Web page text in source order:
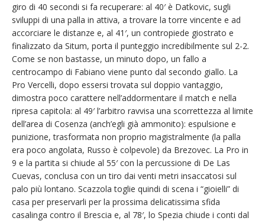
giro di 40 secondi si fa recuperare: al 40′ è Datkovic, sugli
sviluppi di una palla in attiva, a trovare la torre vincente e ad
accorciare le distanze e, al 41′, un contropiede giostrato e
finalizzato da Situm, porta il punteggio incredibilmente sul 2-2.
Come se non bastasse, un minuto dopo, un fallo a
centrocampo di Fabiano viene punto dal secondo giallo. La
Pro Vercelli, dopo essersi trovata sul doppio vantaggio,
dimostra poco carattere nell’addormentare il match e nella
ripresa capitola: al 49′ l’arbitro ravvisa una scorrettezza al limite
dell’area di Cosenza (anch’egli già ammonito): espulsione e
punizione, trasformata non proprio magistralmente (la palla
era poco angolata, Russo è colpevole) da Brezovec. La Pro in
9 e la partita si chiude al 55′ con la percussione di De Las
Cuevas, conclusa con un tiro dai venti metri insaccatosi sul
palo più lontano. Scazzola toglie quindi di scena i “gioielli” di
casa per preservarli per la prossima delicatissima sfida
casalinga contro il Brescia e, al 78′, lo Spezia chiude i conti dal